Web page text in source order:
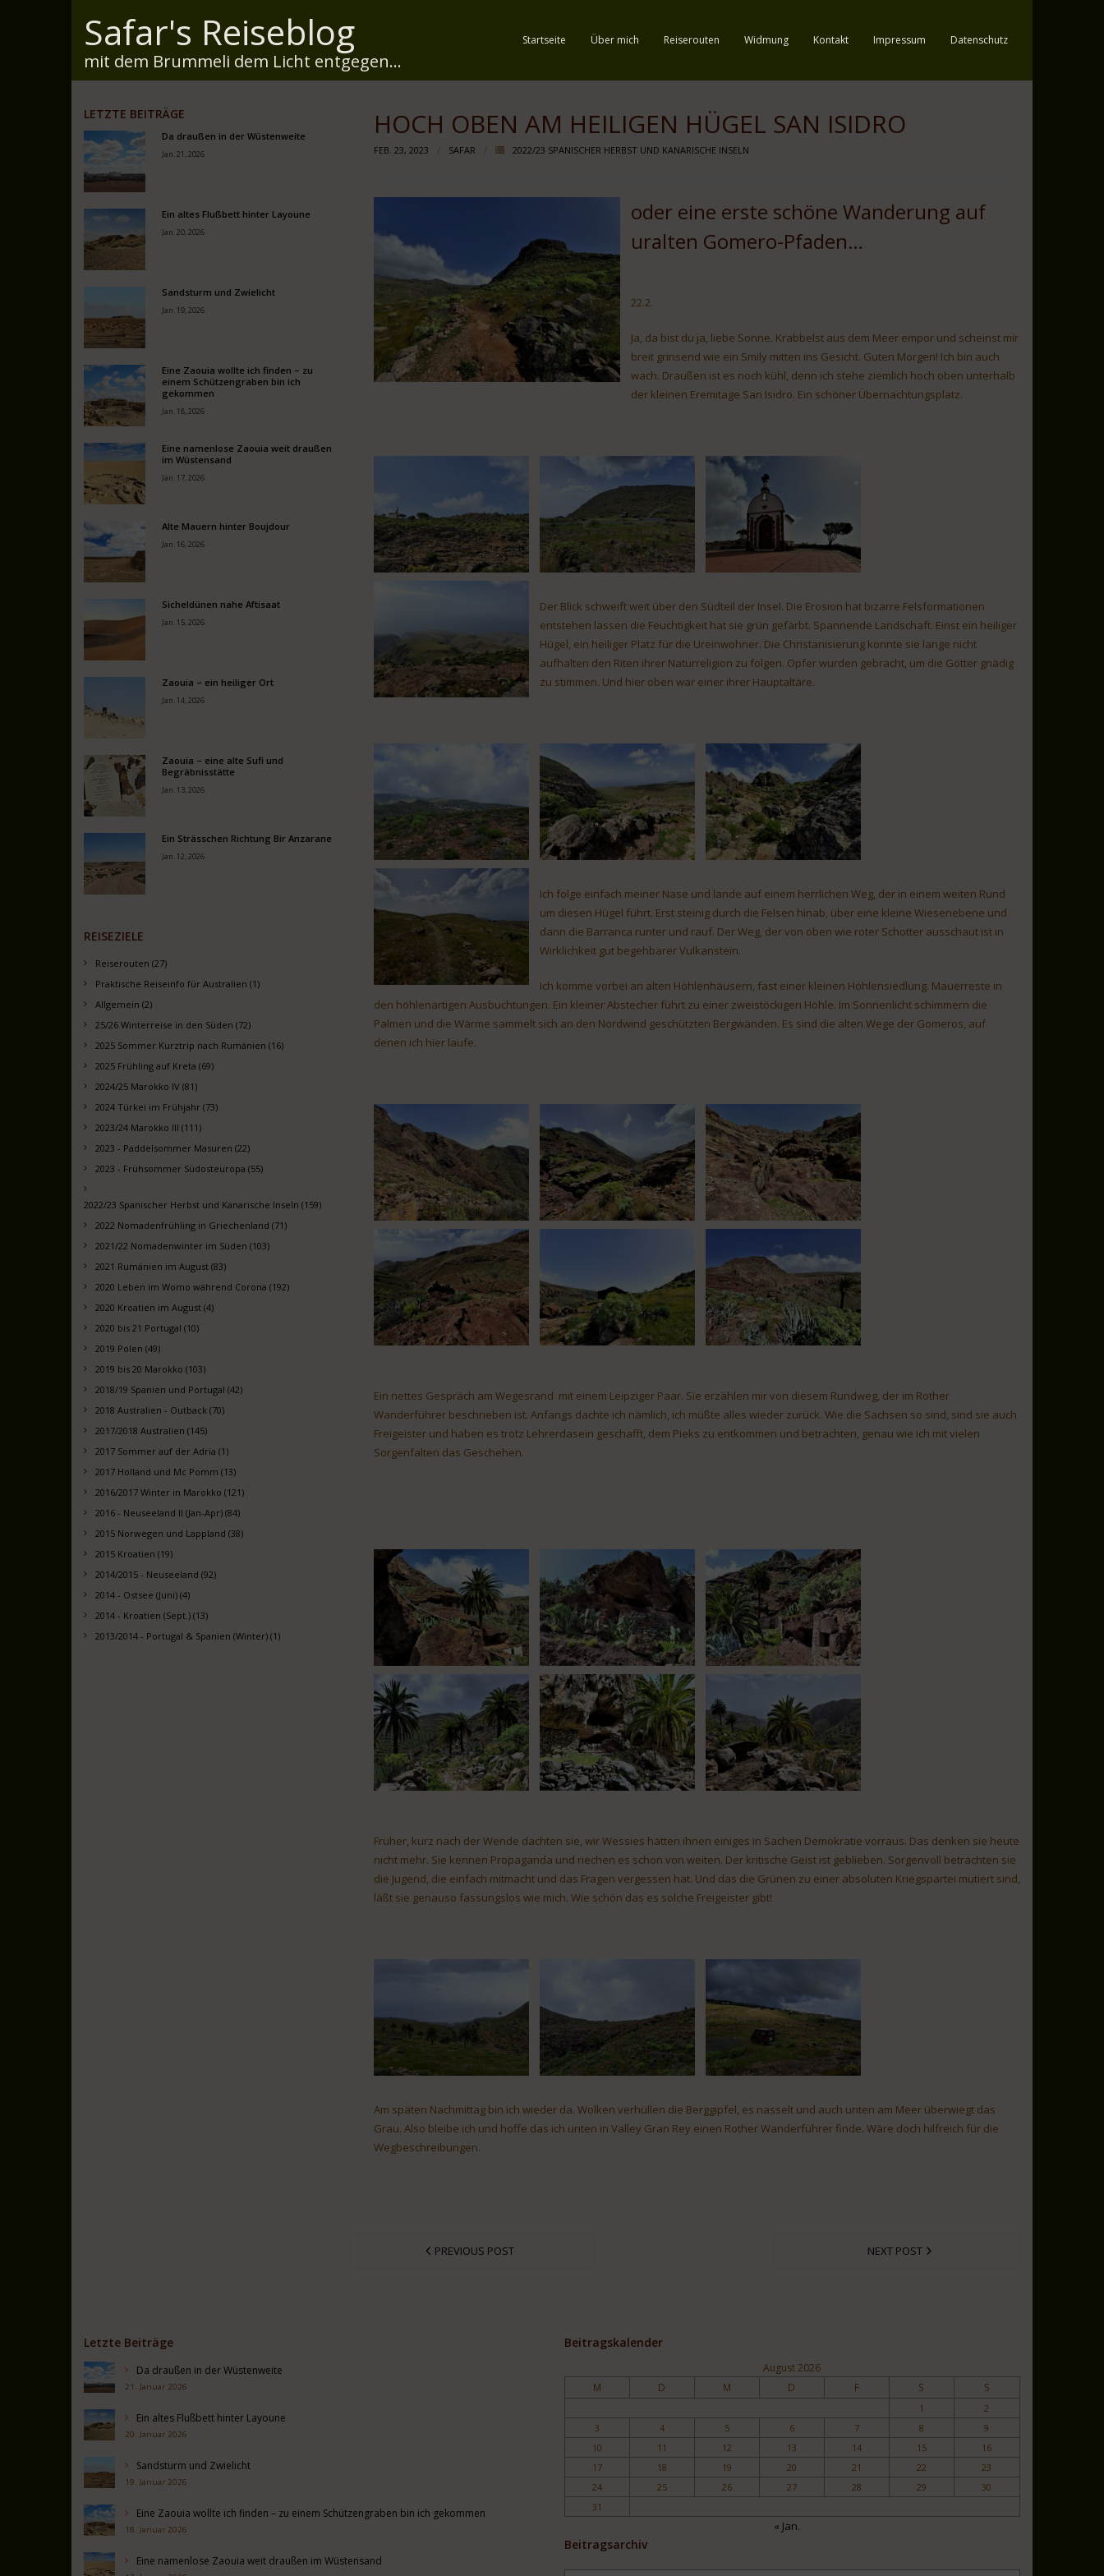
Safar's Reiseblog
mit dem Brummeli dem Licht entgegen...
Startseite Über mich Reiserouten Widmung Kontakt Impressum Datenschutz
HOCH OBEN AM HEILIGEN HÜGEL SAN ISIDRO
FEB. 23, 2023 SAFAR 2022/23 SPANISCHER HERBST UND KANARISCHE INSELN
oder eine erste schöne Wanderung auf
uralten Gomero-Pfaden…
22.2.
Ja, da bist du ja, liebe Sonne. Krabbelst aus dem Meer empor und scheinst mir
breit grinsend wie ein Smily mitten ins Gesicht. Guten Morgen! Ich bin auch
wach. Draußen ist es noch kühl, denn ich stehe ziemlich hoch oben unterhalb
der kleinen Eremitage San Isidro. Ein schöner Übernachtungsplatz.
Der Blick schweift weit über den Südteil der Insel. Die Erosion hat bizarre Felsformationen
entstehen lassen die Feuchtigkeit hat sie grün gefärbt. Spannende Landschaft. Einst ein heiliger
Hügel, ein heiliger Platz für die Ureinwohner. Die Christanisierung konnte sie lange nicht
aufhalten den Riten ihrer Naturreligion zu folgen. Opfer wurden gebracht, um die Götter gnädig
zu stimmen. Und hier oben war einer ihrer Hauptaltäre.
Ich folge einfach meiner Nase und lande auf einem herrlichen Weg, der in einem weiten Rund
um diesen Hügel führt. Erst steinig durch die Felsen hinab, über eine kleine Wiesenebene und
dann die Barranca runter und rauf. Der Weg, der von oben wie roter Schotter ausschaut ist in
Wirklichkeit gut begehbarer Vulkanstein.
Ich komme vorbei an alten Höhlenhäusern, fast einer kleinen Höhlensiedlung. Mauerreste in
den höhlenartigen Ausbuchtungen. Ein kleiner Abstecher führt zu einer zweistöckigen Höhle. Im Sonnenlicht schimmern die
Palmen und die Wärme sammelt sich an den Nordwind geschützten Bergwänden. Es sind die alten Wege der Gomeros, auf
denen ich hier laufe.
Ein nettes Gespräch am Wegesrand mit einem Leipziger Paar. Sie erzählen mir von diesem Rundweg, der im Rother
Wanderführer beschrieben ist. Anfangs dachte ich nämlich, ich müßte alles wieder zurück. Wie die Sachsen so sind, sind sie auch
Freigeister und haben es trotz Lehrerdasein geschafft, dem Pieks zu entkommen und betrachten, genau wie ich mit vielen
Sorgenfalten das Geschehen.
Früher, kurz nach der Wende dachten sie, wir Wessies hätten ihnen einiges in Sachen Demokratie vorraus. Das denken sie heute
nicht mehr. Sie kennen Propaganda und riechen es schon von weiten. Der kritische Geist ist geblieben. Sorgenvoll betrachten sie
die Jugend, die einfach mitmacht und das Fragen vergessen hat. Und das die Grünen zu einer absoluten Kriegspartei mutiert sind,
läßt sie genauso fassungslos wie mich. Wie schön das es solche Freigeister gibt!
Am späten Nachmittag bin ich wieder da. Wolken verhüllen die Berggipfel, es nasselt und auch unten am Meer überwiegt das
Grau. Also bleibe ich und hoffe das ich unten in Valley Gran Rey einen Rother Wanderführer finde. Wäre doch hilfreich für die
Wegbeschreibungen.
PREVIOUS POST NEXT POST
LETZTE BEITRÄGE
Da draußen in der Wüstenweite
Jan. 21, 2026
Ein altes Flußbett hinter Layoune
Jan. 20, 2026
Sandsturm und Zwielicht
Jan. 19, 2026
Eine Zaouia wollte ich finden – zu
einem Schützengraben bin ich
gekommen
Jan. 18, 2026
Eine namenlose Zaouia weit draußen
im Wüstensand
Jan. 17, 2026
Alte Mauern hinter Boujdour
Jan. 16, 2026
Sicheldünen nahe Aftisaat
Jan. 15, 2026
Zaouia – ein heiliger Ort
Jan. 14, 2026
Zaouia – eine alte Sufi und
Begräbnisstätte
Jan. 13, 2026
Ein Strässchen Richtung Bir Anzarane
Jan. 12, 2026
REISEZIELE
Reiserouten (27)
Praktische Reiseinfo für Australien (1)
Allgemein (2)
25/26 Winterreise in den Süden (72)
2025 Sommer Kurztrip nach Rumänien (16)
2025 Frühling auf Kreta (69)
2024/25 Marokko IV (81)
2024 Türkei im Frühjahr (73)
2023/24 Marokko III (111)
2023 - Paddelsommer Masuren (22)
2023 - Frühsommer Südosteuropa (55)
2022/23 Spanischer Herbst und Kanarische Inseln (159)
2022 Nomadenfrühling in Griechenland (71)
2021/22 Nomadenwinter im Süden (103)
2021 Rumänien im August (83)
2020 Leben im Womo während Corona (192)
2020 Kroatien im August (4)
2020 bis 21 Portugal (10)
2019 Polen (49)
2019 bis 20 Marokko (103)
2018/19 Spanien und Portugal (42)
2018 Australien - Outback (70)
2017/2018 Australien (145)
2017 Sommer auf der Adria (1)
2017 Holland und Mc Pomm (13)
2016/2017 Winter in Marokko (121)
2016 - Neuseeland II (Jan-Apr) (84)
2015 Norwegen und Lappland (38)
2015 Kroatien (19)
2014/2015 - Neuseeland (92)
2014 - Ostsee (Juni) (4)
2014 - Kroatien (Sept.) (13)
2013/2014 - Portugal & Spanien (Winter) (1)
Letzte Beiträge
Da draußen in der Wüstenweite
21. Januar 2026
Ein altes Flußbett hinter Layoune
20. Januar 2026
Sandsturm und Zwielicht
19. Januar 2026
Eine Zaouia wollte ich finden – zu einem Schützengraben bin ich gekommen
18. Januar 2026
Eine namenlose Zaouia weit draußen im Wüstensand
Beitragskalender
August 2026
M D M D F S S
1
2
3
4 5 6 7 8
9
10
11 12 13 14 15
16
17
18 19 20 21 22
23
24
25 26 27 28 29
30
31
« Jan.
Beitragsarchiv
Archiv